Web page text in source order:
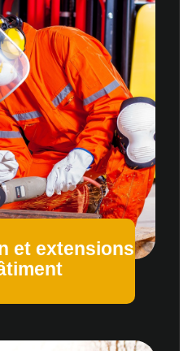
et extensions